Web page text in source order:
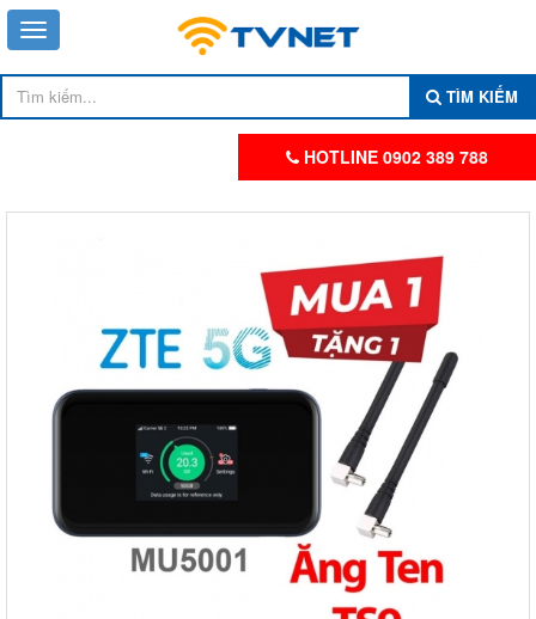
TÌM KIẾM
HOTLINE 0902 389 788